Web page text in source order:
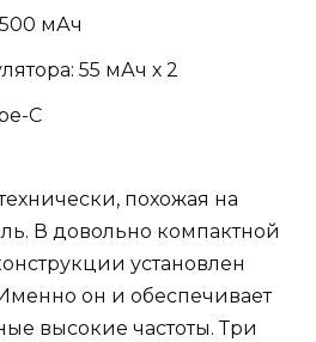
мАч
55 мАч х 2
C
похожая на
В довольно компактной
установлен
он и обеспечивает
высокие частоты. Три